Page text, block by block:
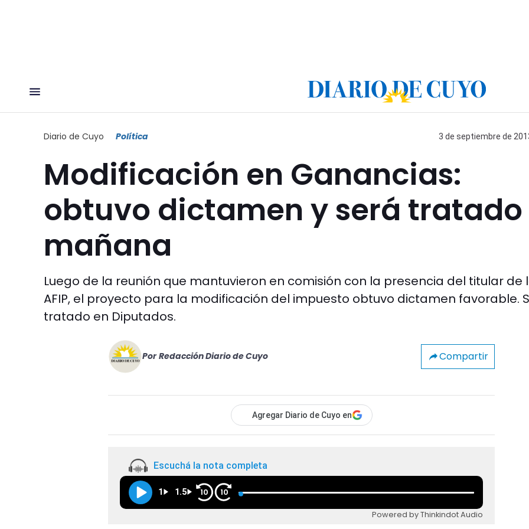
Diario de Cuyo Política 3 de septiembre de
Modificación en Ganancias:
obtuvo dictamen y será tratado
mañana
Luego de la reunión que mantuvieron en comisión con la presencia del titular de
AFIP, el proyecto para la modificación del impuesto obtuvo dictamen favorable.
tratado en Diputados.
Por Redacción Diario de Cuyo Compartir
Agregar Diario de Cuyo en
Escuchá la nota completa
1 1.5 10 10
Powered by Thinkindot Audio